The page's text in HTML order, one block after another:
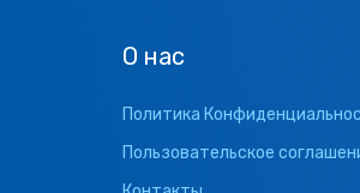
О нас
Политика
Пользовательское